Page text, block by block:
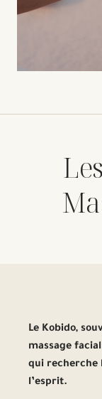
Le Kobido,
massage
qui recherche
l’esprit.